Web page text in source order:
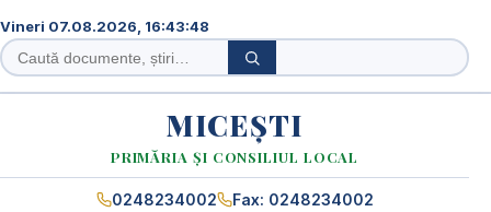
Vineri 07.08.2026, 16:43:48
Caută
în
Caută
MICEȘTI
PRIMĂRIA ȘI CONSILIUL LOCAL
0248234002
Fax: 0248234002